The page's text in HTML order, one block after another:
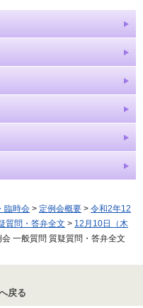
臨時会 > 定例会概要 > 令和2年12
質問・答弁全文 > 12月10日（木
一般質問 質疑質問・答弁全文
戻る